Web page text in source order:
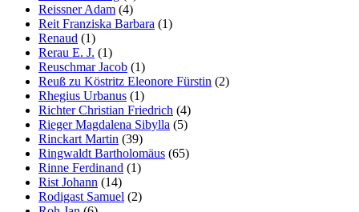
Reissner Adam (4)
Reit Franziska Barbara (1)
Renaud (1)
Rerau E. J. (1)
Reuschmar Jacob (1)
Reuß zu Köstritz Eleonore Fürstin (2)
Rhegius Urbanus (1)
Richter Christian Friedrich (4)
Rieger Magdalena Sibylla (5)
Rinckart Martin (39)
Ringwaldt Bartholomäus (65)
Rinne Ferdinand (1)
Rist Johann (14)
Rodigast Samuel (2)